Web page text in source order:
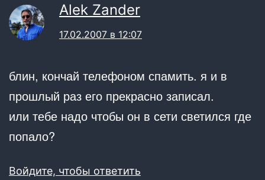
Alek Zander
17.02.2007 в 12:07
блин, кончай телефоном спамить. я и в
прошлый раз его прекрасно записал.
или тебе надо чтобы он в сети светился где
попало?
Войдите, чтобы ответить